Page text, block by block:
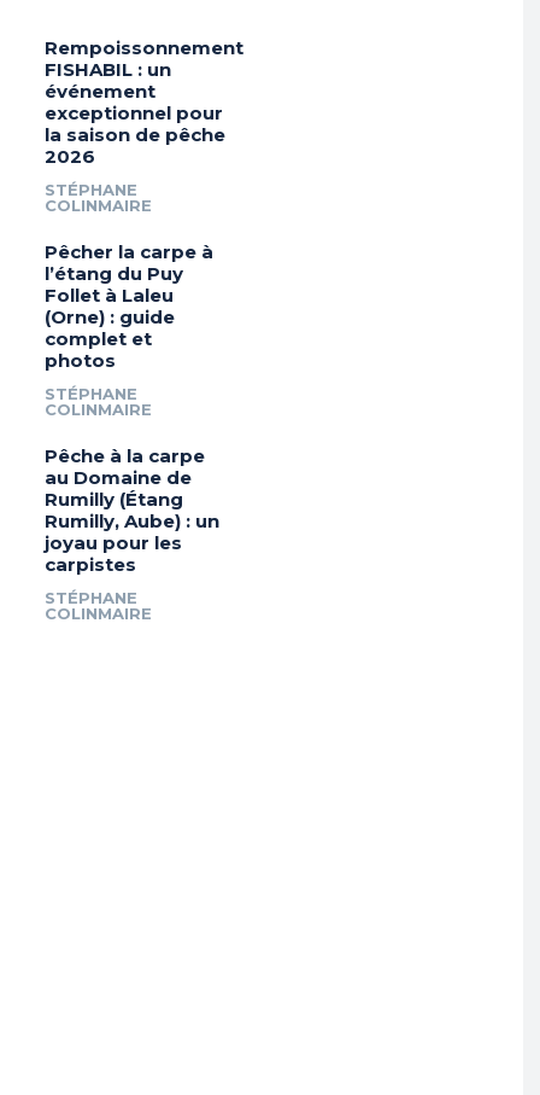
Rempoissonnement
FISHABIL : un
événement
exceptionnel pour
la saison de pêche
2026
STÉPHANE
COLINMAIRE
Pêcher la carpe à
l’étang du Puy
Follet à Laleu
(Orne) : guide
complet et
photos
STÉPHANE
COLINMAIRE
Pêche à la carpe
au Domaine de
Rumilly (Étang
Rumilly, Aube) : un
joyau pour les
carpistes
STÉPHANE
COLINMAIRE